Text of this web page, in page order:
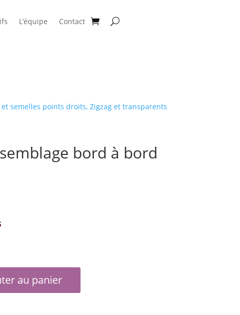
L’équipe Contact
et semelles points droits, Zigzag et transparents
bord à bord
au panier